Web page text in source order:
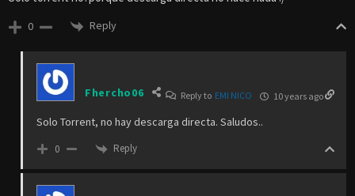
0 Reply
Fhercho06 Reply to EMI NICO 10 years ago
Solo Torrent, no hay descarga directa. Saludos..
0 Reply